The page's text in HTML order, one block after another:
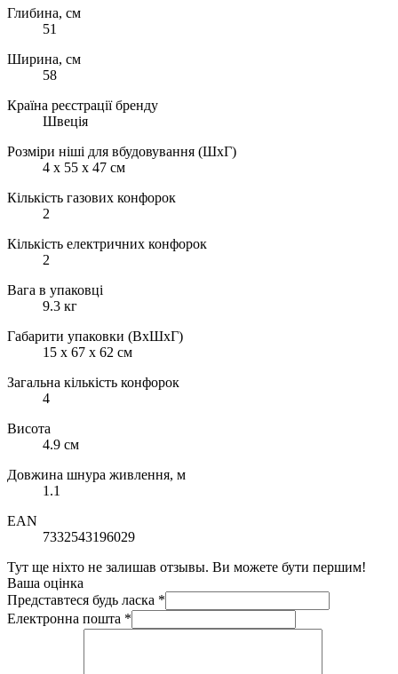
Глибина, см
51
Ширина, см
58
Країна реєстрації бренду
Швеція
Розміри ніші для вбудовування (ШхГ)
4 х 55 х 47 см
Кількість газових конфорок
2
Кількість електричних конфорок
2
Вага в упаковці
9.3 кг
Габарити упаковки (ВхШхГ)
15 х 67 х 62 см
Загальна кількість конфорок
4
Висота
4.9 см
Довжина шнура живлення, м
1.1
EAN
7332543196029
Тут ще ніхто не залишав отзывы. Ви можете бути першим!
Ваша оцінка
Представтеся будь ласка *
Електронна пошта *